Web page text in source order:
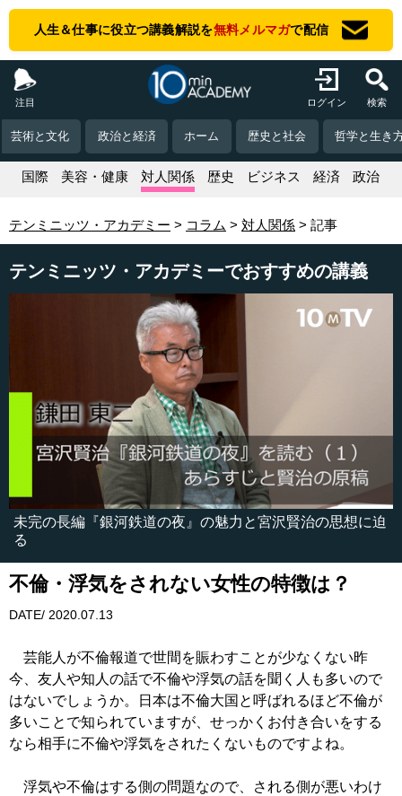
人生＆仕事に役立つ講義解説を無料メルマガで配信
注目 ログイン 検索
芸術と文化 政治と経済 ホーム 歴史と社会 哲学と生き
国際 美容・健康 対人関係 歴史 ビジネス 経済 政治
テンミニッツ・アカデミー コラム 対人関係 記事
テンミニッツ・アカデミーでおすすめの講義
未完の長編『銀河鉄道の夜』の魅力と宮沢賢治の思想に迫
る
不倫・浮気をされない女性の特徴は？
DATE/ 2020.07.13
芸能人が不倫報道で世間を賑わすことが少なくない昨
今、友人や知人の話で不倫や浮気の話を聞く人も多いので
はないでしょうか。日本は不倫大国と呼ばれるほど不倫が
多いことで知られていますが、せっかくお付き合いをする
なら相手に不倫や浮気をされたくないものですよね。
浮気や不倫はする側の問題なので、される側が悪いわけ